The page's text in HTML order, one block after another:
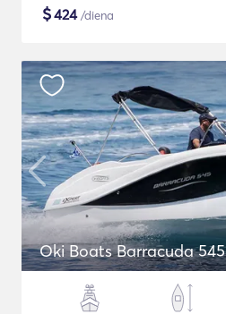
$424/diena
Oki Boats Barracuda 545